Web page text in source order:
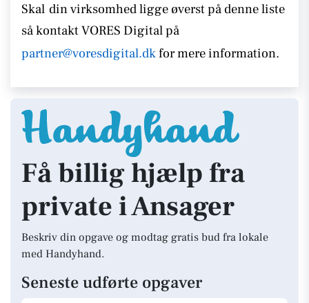
Skal din virksomhed ligge øverst på denne liste
så kontaktVORES Digital på
partner@voresdigital.dkfor mere information.
Få billig hjælp fra
private i Ansager
Beskriv din opgave og modtag gratis bud fra lokale
med Handyhand.
Seneste udførte opgaver